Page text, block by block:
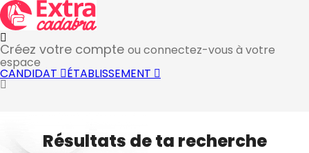
Créez votre compte ou connectez-vous à votre
espace
CANDIDAT ÉTABLISSEMENT
Résultats de ta recherche